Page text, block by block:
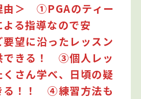
由＞ ①PGAのティー
る指導なので安
望に沿ったレッスン
できる！ ③個人レッ
さん学べ、日頃の疑
る！！ ④練習方法も